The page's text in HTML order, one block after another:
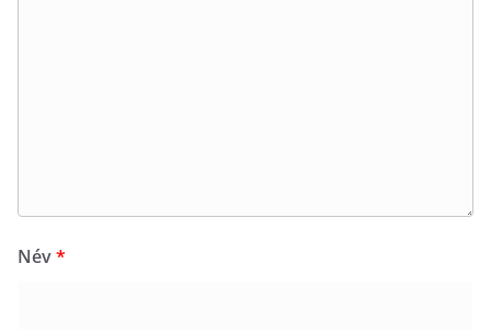
Név*